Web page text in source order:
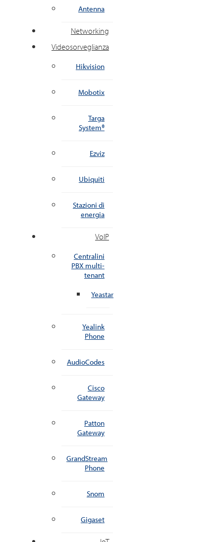
Antenna
Networking
Videosorveglianza
Hikvision
Mobotix
Targa
System®
Ezviz
Ubiquiti
Stazioni di
energia
VoIP
Centralini
PBX multi-
tenant
Yeastar
Yealink
Phone
AudioCodes
Cisco
Gateway
Patton
Gateway
GrandStream
Phone
Snom
Gigaset